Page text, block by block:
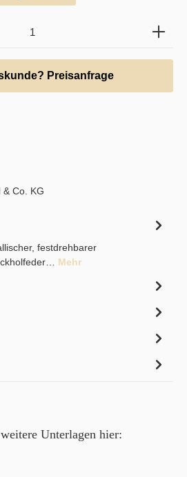
den gewünschten Wert ein
Preisanfrage
& Co. KG
festdrehbarer
Mehr
Unterlagen hier: